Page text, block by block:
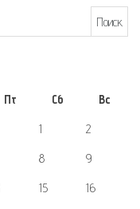
Пт Сб Вс
1
2
8
9
15
16